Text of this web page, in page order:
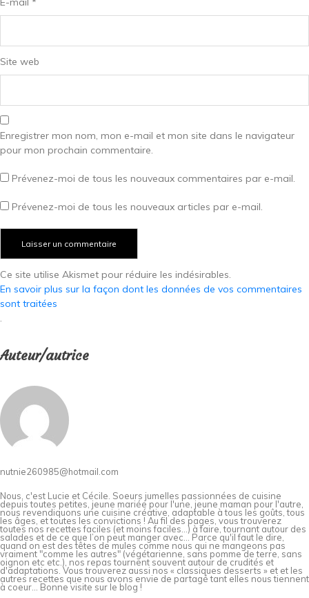
Site web
Enregistrer mon nom, mon e-mail et mon site dans le navigateur
pour mon prochain commentaire.
Prévenez-moi de tous les nouveaux commentaires par e-mail.
Prévenez-moi de tous les nouveaux articles par e-mail.
Ce site utilise Akismet pour réduire les indésirables.
En savoir plus sur la façon dont les données de vos commentaires
sont traitées
Auteur/autrice
nutnie260985@hotmail.com
Nous, c'est Lucie et Cécile. Soeurs jumelles passionnées de cuisine
depuis toutes petites, jeune mariée pour l'une, jeune maman pour l'autre,
nous revendiquons une cuisine créative, adaptable à tous les goûts, tous
les âges, et toutes les convictions ! Au fil des pages, vous trouverez
toutes nos recettes faciles (et moins faciles…) à faire, tournant autour des
salades et de ce que l’on peut manger avec… Parce qu'il faut le dire,
quand on est des têtes de mules comme nous qui ne mangeons pas
vraiment "comme les autres" (végétarienne, sans pomme de terre, sans
oignon etc etc.), nos repas tournent souvent autour de crudités et
d'adaptations. Vous trouverez aussi nos « classiques desserts » et et les
autres recettes que nous avons envie de partagé tant elles nous tiennent
à coeur... Bonne visite sur le blog !